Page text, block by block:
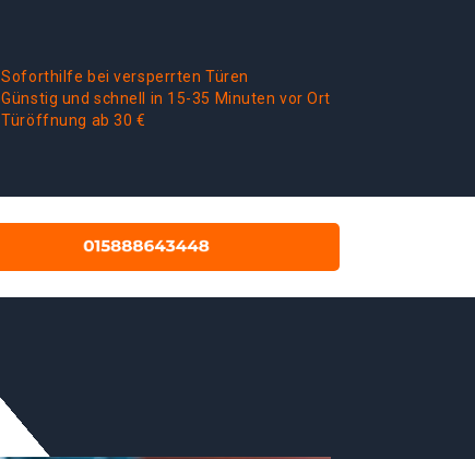
Soforthilfe bei versperrten Türen
Günstig und schnell in 15-35 Minuten vor Ort
Türöffnung ab 30 €